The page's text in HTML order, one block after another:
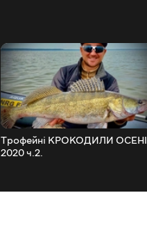
Трофейні КРОКОДИЛИ ОСЕНІ
2020 ч.2.